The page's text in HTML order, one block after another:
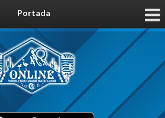
Portada